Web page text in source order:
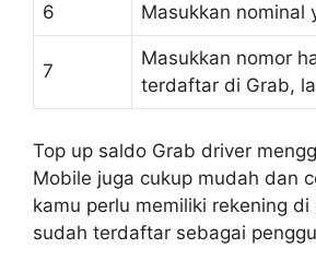
6 Masukkan nominal
7
Masukkan nomor
terdaftar di Grab,
Top up saldo Grab driver
Mobile juga cukup mudah dan
kamu perlu memiliki rekening di
sudah terdaftar sebagai